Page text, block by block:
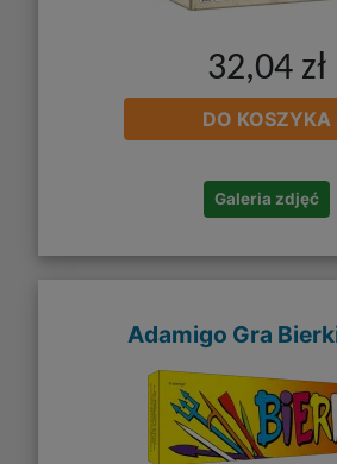
32,04 zł
DO KOSZYKA
Galeria zdjęć
Adamigo Gra